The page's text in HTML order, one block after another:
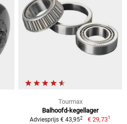
Tourmax
Balhoofd-kegellager
Adviesprijs € 43,952 € 29,731